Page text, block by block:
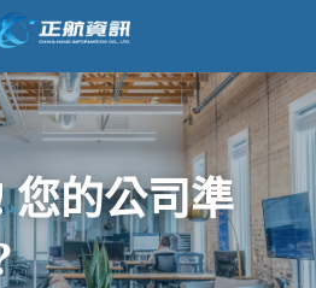
您的公司準